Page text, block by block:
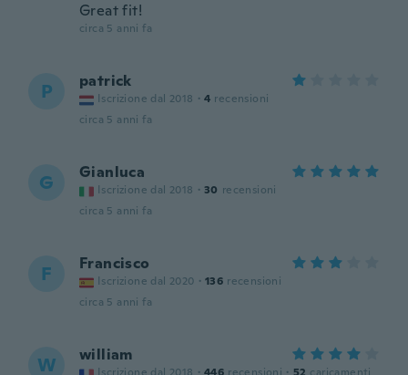
Great fit!
circa 5 anni fa
P patrick
Iscrizione dal 2018 · 4 recensioni
circa 5 anni fa
G Gianluca
Iscrizione dal 2018 · 30 recensioni
circa 5 anni fa
F Francisco
Iscrizione dal 2020 · 136 recensioni
circa 5 anni fa
W william